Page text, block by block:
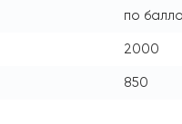
по
2000
850